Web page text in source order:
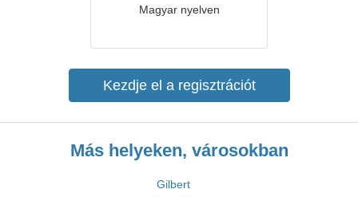
Magyar nyelven
Kezdje el a regisztrációt
Más helyeken, városokban
Gilbert